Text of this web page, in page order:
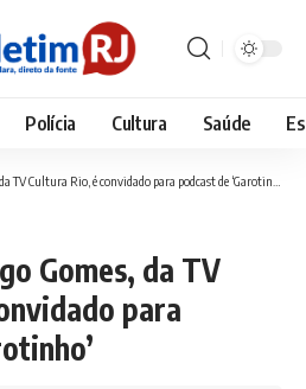
Polícia Cultura Saúde
TV Cultura Rio, é convidado para podcast de ‘Garotinho’
Gomes, da TV
para